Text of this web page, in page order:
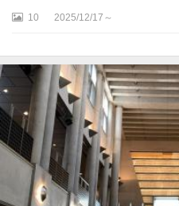
10 2025/12/17～